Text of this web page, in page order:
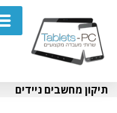
תיקון מחשבים ניידים